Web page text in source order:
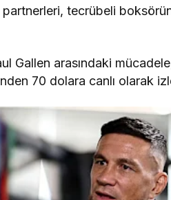
partnerleri, tecrübeli
Gallen arasındaki
70 dolara canlı olarak